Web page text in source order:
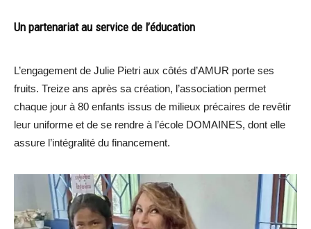
Un partenariat au service de l’éducation
L’engagement de Julie Pietri aux côtés d’AMUR porte ses
fruits. Treize ans après sa création, l’association permet
chaque jour à 80 enfants issus de milieux précaires de revêtir
leur uniforme et de se rendre à l’école DOMAINES, dont elle
assure l’intégralité du financement.